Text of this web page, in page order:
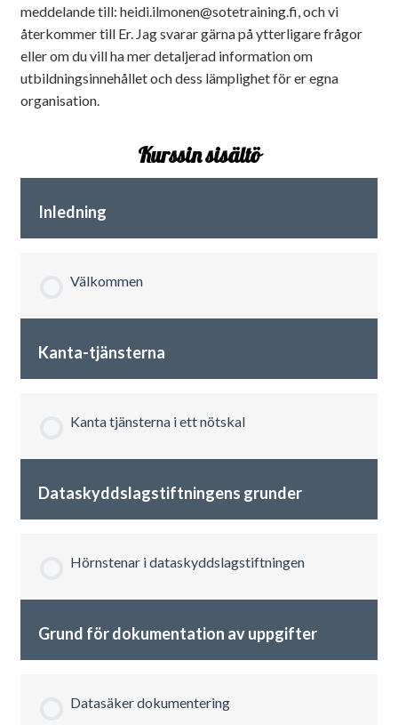
meddelande till: heidi.ilmonen@sotetraining.fi, och vi
återkommer till Er. Jag svarar gärna på ytterligare frågor
eller om du vill ha mer detaljerad information om
utbildningsinnehållet och dess lämplighet för er egna
organisation.
Kurssin sisältö
Inledning
Välkommen
Kanta-tjänsterna
Kanta tjänsterna i ett nötskal
Dataskyddslagstiftningens grunder
Hörnstenar i dataskyddslagstiftningen
Grund för dokumentation av uppgifter
Datasäker dokumentering